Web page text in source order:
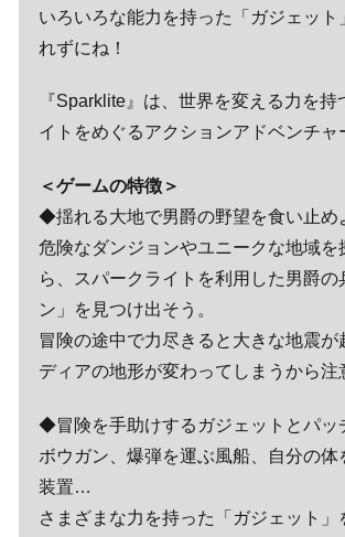
いろいろな能力を持った「ガジェット
れずにね！
『Sparklite』は、世界を変える力を持
イトをめぐるアクションアドベンチャ
＜ゲームの特徴＞
◆揺れる大地で男爵の野望を食い止め
危険なダンジョンやユニークな地域を
ら、スパークライトを利用した男爵の
ン」を見つけ出そう。
冒険の途中で力尽きると大きな地震が
ディアの地形が変わってしまうから注
◆冒険を手助けするガジェットとパッ
ボウガン、爆弾を運ぶ風船、自分の体
装置…
さまざまな力を持った「ガジェット」